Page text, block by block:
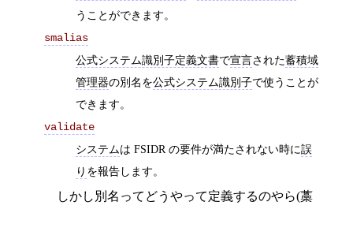
うことができます。
smalias
公式システム識別子定義文書で宣言された蓄積域
管理器の別名を公式システム識別子で使うことが
できます。
validate
システムは FSIDR の要件が満たされない時に誤
り を報告します。
しかし別名ってどうやって定義するのやら(藁